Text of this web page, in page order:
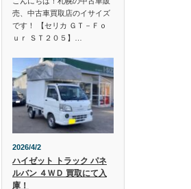
売、中古車買取店のイサイズ
です！ 【セリカ ＧＴ－Ｆｏ
ｕｒ ＳＴ２０５】…
2026/4/2
ハイゼット トラック パネ
ルバン ４ＷＤ 買取にて入
庫！